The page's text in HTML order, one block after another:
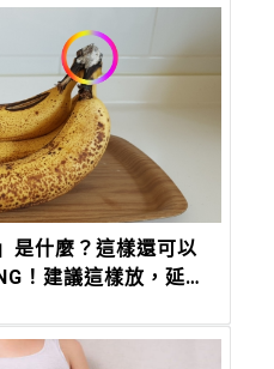
是什麼？這樣還可以
！建議這樣放，延長